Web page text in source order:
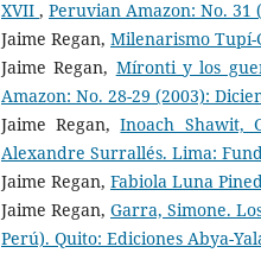
XVII , Peruvian Amazon: No. 31
Jaime Regan, Milenarismo
Jaime Regan, Míronti y los
Amazon: No. 28-29 (2003):
Jaime Regan,Inoach Shawit,
Alexandre Surrallés. Lima:
Jaime Regan, Fabiola Luna
Jaime Regan, Garra, Simone.
Perú). Quito: Ediciones Abya-